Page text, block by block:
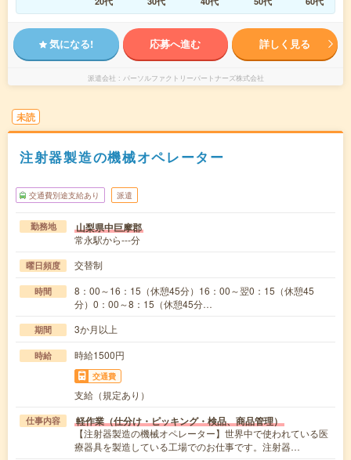
気になる! 応募へ進む 詳しく見る
派遣会社 パーソルファクトリーパートナーズ株式会社
未読
注射器製造の機械オペレーター
交通費別途支給あり 派遣
勤務地 山梨県中巨摩郡
常永駅から---分
曜日頻度 交替制
時間
8：00～16：15（休憩45分）16：00～翌0：15（休憩45
分）0：00～8：15（休憩45分…
期間 3か月以上
時給 時給1500円
交通費
支給（規定あり）
仕事内容 軽作業（仕分け・ピッキング・検品、商品管理）
【注射器製造の機械オペレーター】世界中で使われている医
療器具を製造している工場でのお仕事です。注射器…